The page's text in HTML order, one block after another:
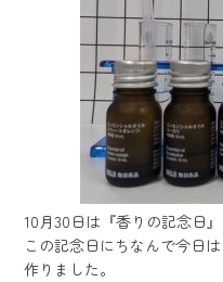
10月30日は『香りの記念日』
この記念日にちなんで今日
作りました。